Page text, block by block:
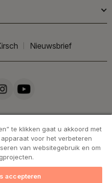
Nieuwsbrief
te klikken gaat u akkoord met
voor het verbeteren
van websitegebruik en om
accepteren